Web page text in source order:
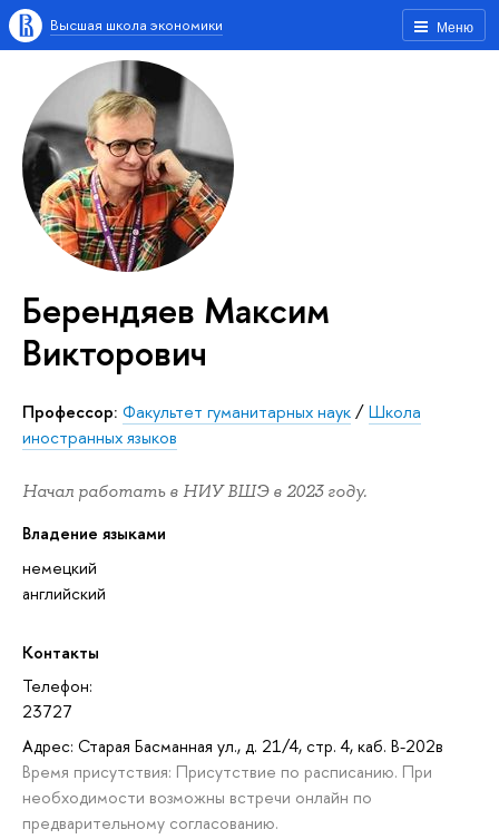
Меню
Высшая школа экономики
Берендяев Максим
Викторович
Профессор: Факультет гуманитарных наук/Школа
иностранных языков
Начал работать в НИУ ВШЭ в 2023 году.
Владение языками
немецкий
английский
Контакты
Телефон:
23727
Адрес: Старая Басманная ул., д. 21/4, стр. 4, каб. В-202в
Время присутствия: Присутствие по расписанию. При
необходимости возможны встречи онлайн по
предварительному согласованию.